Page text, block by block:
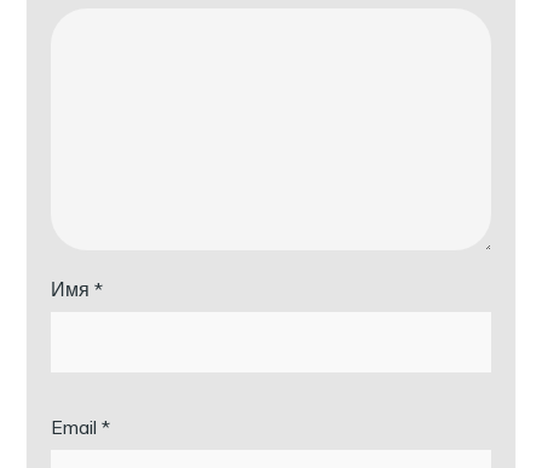
Имя*
Email*